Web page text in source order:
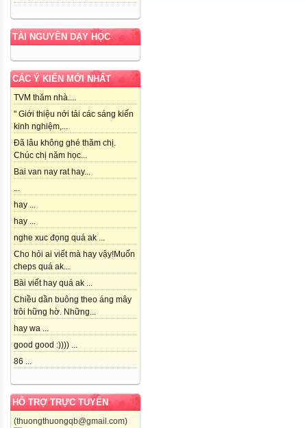
TÀI NGUYÊN DẠY HỌC
CÁC Ý KIẾN MỚI NHẤT
TVM thăm nhà....
" Giới thiệu nới tải các sáng kiến
kinh nghiệm,...
Đã lâu không ghé thăm chị.
Chúc chị năm học...
Bai van nay rat hay...
...
hay ...
hay ...
nghe xuc đọng quá ak ...
Cho hỏi ai viết mà hay vậy!Muốn
cheps quá ak...
Bài viết hay quá ak ...
Chiều dần buông theo áng mây
trôi hững hờ. Những...
hay wa ...
good good :)))) ...
86 ...
HỖ TRỢ TRỰC TUYẾN
(thuongthuongqb@gmail.com)